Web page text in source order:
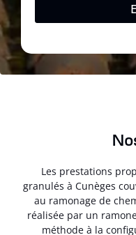
Les prestations
granulés à Cunèges
au ramonage de
réalisée par un
méthode à la